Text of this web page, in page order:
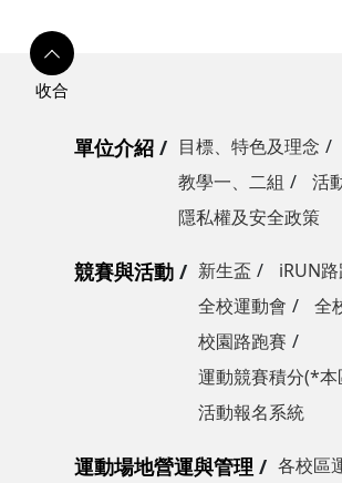
單位介紹 目標、特色及理念
教學一、二組
活
隱私權及安全政策
競賽與活動 新生盃 iRUN
全校運動會
全
校園路跑賽
運動競賽積分(*
活動報名系統
運動場地營運與管理 各校區